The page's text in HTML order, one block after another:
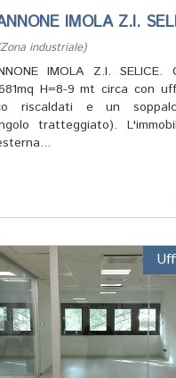
IMOLA Z.I.
industriale)
IMOLA Z.I. SELICE.
H=8-9 mt circa con
riscaldati e un
tratteggiato).